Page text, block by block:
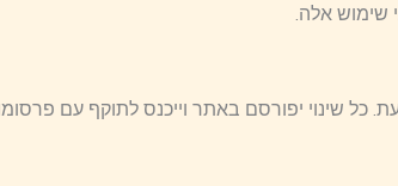
שימוש אלה.
כל שינוי יפורסם באתר וייכנס לתוקף עם